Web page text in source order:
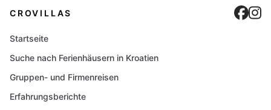
CROVILLAS
Startseite
Suche nach Ferienhäusern in Kroatien
Gruppen- und Firmenreisen
Erfahrungsberichte